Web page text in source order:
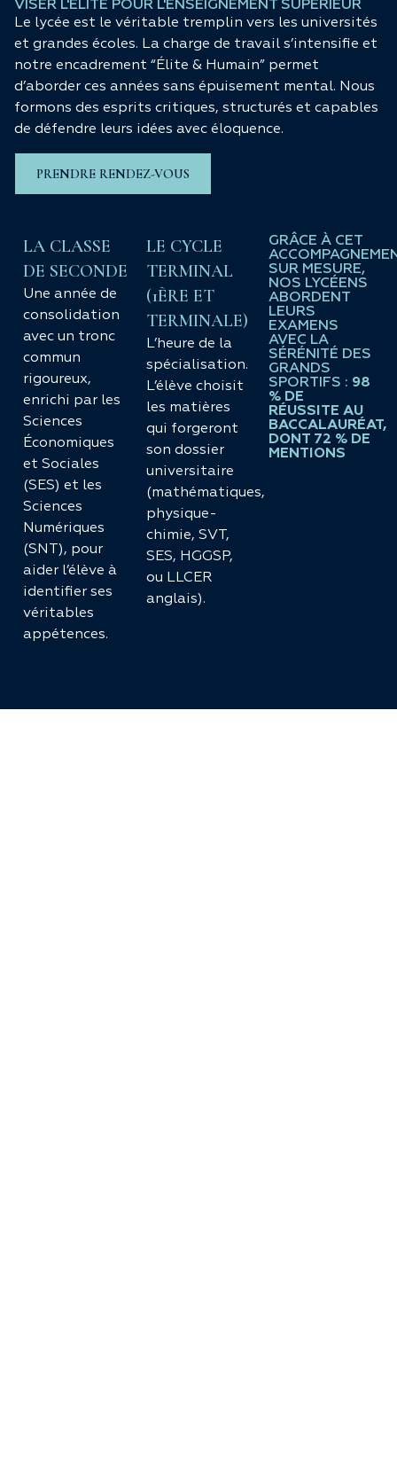
VISER L'ÉLITE POUR L'ENSEIGNEMENT SUPÉRIEUR
Le lycée est le véritable tremplin vers les universités
et grandes écoles. La charge de travail s’intensifie et
notre encadrement “Élite & Humain” permet
d’aborder ces années sans épuisement mental. Nous
formons des esprits critiques, structurés et capables
de défendre leurs idées avec éloquence.
PRENDRE RENDEZ-VOUS
LA CLASSE
DE SECONDE
Une année de
consolidation
avec un tronc
commun
rigoureux,
enrichi par les
Sciences
Économiques
et Sociales
(SES) et les
Sciences
Numériques
(SNT), pour
aider l’élève à
identifier ses
véritables
appétences.
LE CYCLE
TERMINAL
(1ÈRE ET
TERMINALE)
L’heure de la
spécialisation.
L’élève choisit
les matières
qui forgeront
son dossier
universitaire
(mathématiques,
physique-
chimie, SVT,
SES, HGGSP,
ou LLCER
anglais).
GRÂCE À CET
SUR MESURE,
NOS LYCÉENS
ABORDENT
LEURS
EXAMENS
AVEC LA
SÉRÉNITÉ DES
GRANDS
SPORTIFS : 98
% DE
RÉUSSITE AU
BACCALAURÉAT,
DONT 72 % DE
MENTIONS